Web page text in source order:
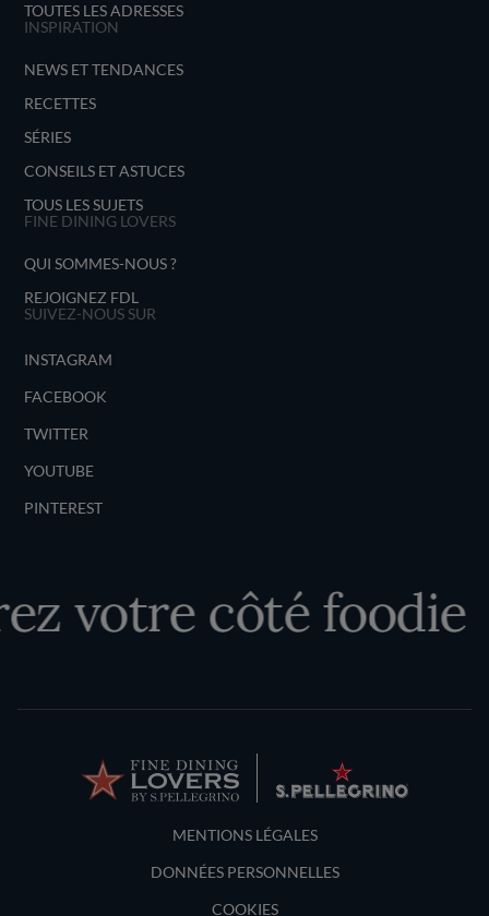
TOUTES LES ADRESSES
INSPIRATION
NEWS ET TENDANCES
RECETTES
SÉRIES
CONSEILS ET ASTUCES
TOUS LES SUJETS
FINE DINING LOVERS
QUI SOMMES-NOUS ?
REJOIGNEZ FDL
SUIVEZ-NOUS SUR
INSTAGRAM
FACEBOOK
TWITTER
YOUTUBE
PINTEREST
votre côté foodie
Terms and Conditions
MENTIONS LÉGALES
DONNÉES PERSONNELLES
COOKIES